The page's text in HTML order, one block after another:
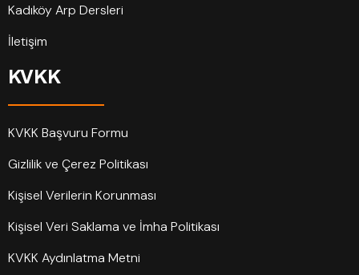
Kadıköy Arp Dersleri
İletişim
KVKK
KVKK Başvuru Formu
Gizlilik ve Çerez Politikası
Kişisel Verilerin Korunması
Kişisel Veri Saklama ve İmha Politikası
KVKK Aydınlatma Metni